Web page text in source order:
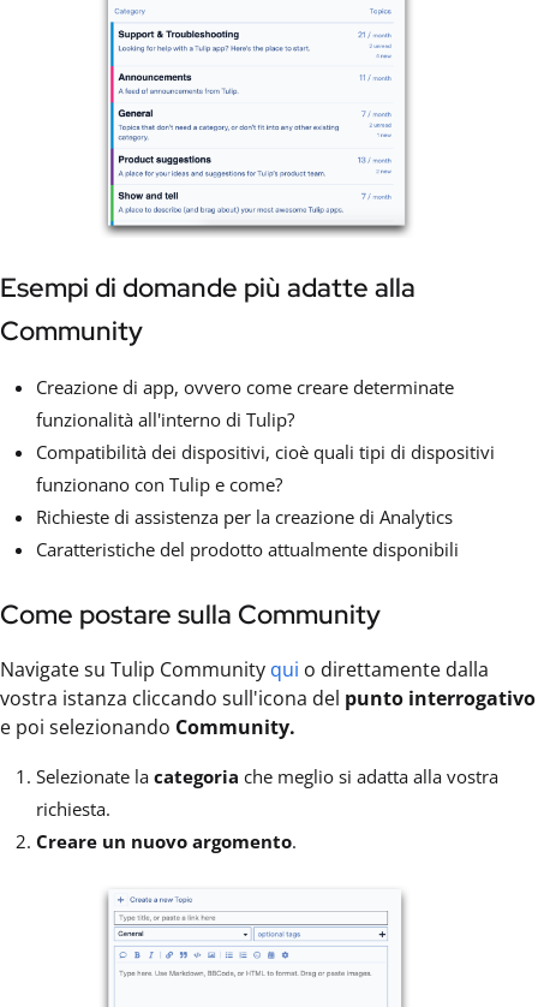
Esempi di domande più adatte alla
Community
Creazione di app, ovvero come creare determinate
funzionalità all'interno di Tulip?
Compatibilità dei dispositivi, cioè quali tipi di dispositivi
funzionano con Tulip e come?
Richieste di assistenza per la creazione di Analytics
Caratteristiche del prodotto attualmente disponibili
Come postare sulla Community
Navigate su Tulip Community qui o direttamente dalla
vostra istanza cliccando sull'icona del punto interrogativo
e poi selezionando Community.
Selezionate la categoria che meglio si adatta alla vostra
richiesta.
Creare un nuovo argomento.